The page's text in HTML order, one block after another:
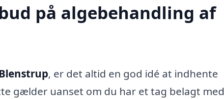
på algebehandling af
, er det altid en god idé at indhente
gælder uanset om du har et tag belagt med